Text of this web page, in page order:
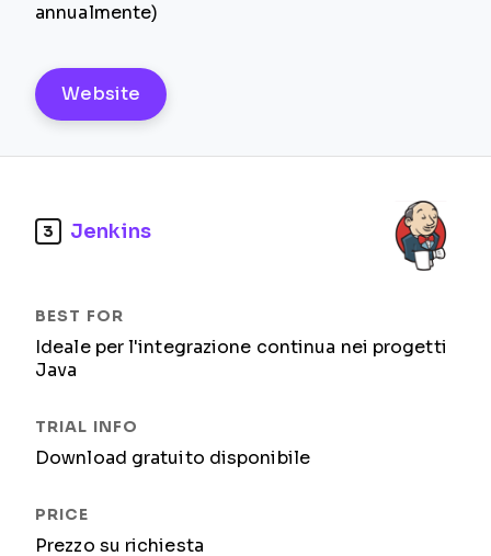
annualmente)
Website
3 Jenkins
Ideale per l'integrazione continua nei progetti
Java
Download gratuito disponibile
Prezzo su richiesta